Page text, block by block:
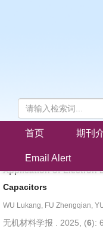
首页 期刊
Email Alert
电子能量损失谱在BaTiO3
吴鲁康, 傅正钱, 于子怡, 杨俊,
Application of Electron
Capacitors
WU Lukang, FU Zhengqian,
无机材料学报 . 2025, (6):